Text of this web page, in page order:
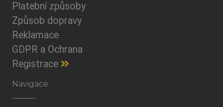
Platební způsoby
Způsob dopravy
Reklamace
GDPR a Ochrana
Registrace
Navigace